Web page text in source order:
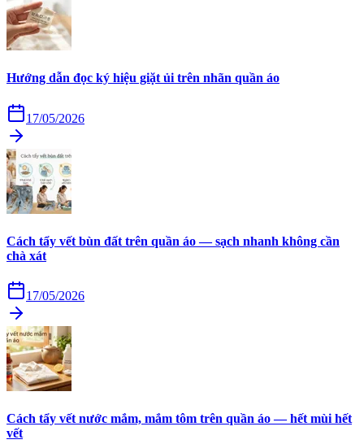
Hướng dẫn đọc ký hiệu giặt ủi trên nhãn quần áo
17/05/2026
Cách tẩy vết bùn đất trên quần áo — sạch nhanh không cần
chà xát
17/05/2026
Cách tẩy vết nước mắm, mắm tôm trên quần áo — hết mùi hết
vết